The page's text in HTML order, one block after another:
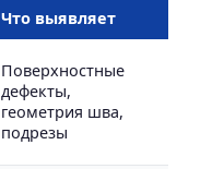
Что выявляет
Поверхностные
дефекты,
геометрия шва,
подрезы